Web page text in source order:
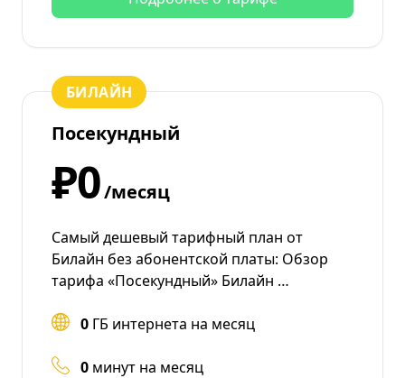
БИЛАЙН
Посекундный
₽0/месяц
Самый дешевый тарифный план от
Билайн без абонентской платы: Обзор
тарифа «Посекундный» Билайн …
0 ГБ интернета на месяц
0 минут на месяц